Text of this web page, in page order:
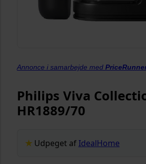
Annonce i samarbejde med
Philips Viva
HR1889/70
Udpeget af IdealHome